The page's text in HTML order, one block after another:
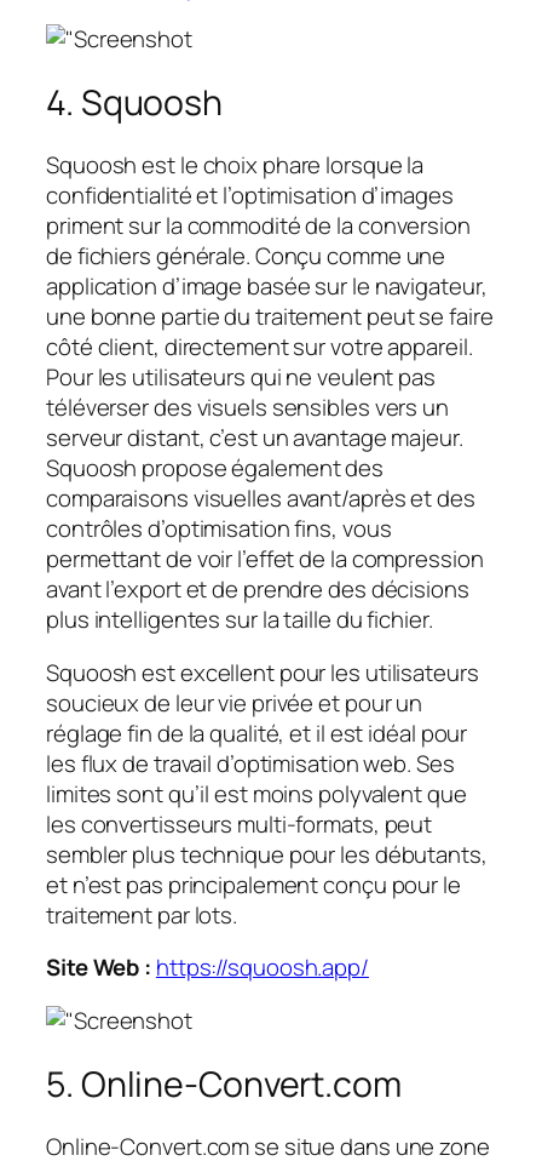
4. Squoosh
Squoosh est le choix phare lorsque la
confidentialité et l’optimisation d’images
priment sur la commodité de la conversion
de fichiers générale. Conçu comme une
application d’image basée sur le navigateur,
une bonne partie du traitement peut se faire
côté client, directement sur votre appareil.
Pour les utilisateurs qui ne veulent pas
téléverser des visuels sensibles vers un
serveur distant, c’est un avantage majeur.
Squoosh propose également des
comparaisons visuelles avant/après et des
contrôles d’optimisation fins, vous
permettant de voir l’effet de la compression
avant l’export et de prendre des décisions
plus intelligentes sur la taille du fichier.
Squoosh est excellent pour les utilisateurs
soucieux de leur vie privée et pour un
réglage fin de la qualité, et il est idéal pour
les flux de travail d’optimisation web. Ses
limites sont qu’il est moins polyvalent que
les convertisseurs multi-formats, peut
sembler plus technique pour les débutants,
et n’est pas principalement conçu pour le
traitement par lots.
Site Web : https://squoosh.app/
5. Online-Convert.com
Online-Convert.com se situe dans une zone